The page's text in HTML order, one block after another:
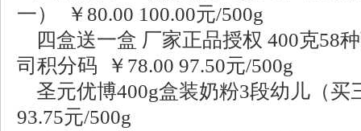
一） ￥80.00 100.00元/500g
四盒送一盒 厂家正品授权 400克58
司积分码 ￥78.00 97.50元/500g
圣元优博400g盒装奶粉3段幼儿（买
93.75元/500g